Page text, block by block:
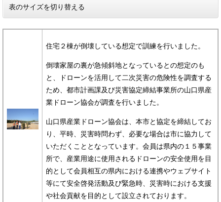
表のサイズを切り替える
住宅２棟が倒壊している想定で訓練を行いました。
倒壊家屋の裏が急傾斜地となっているとの想定のも
と、ドローンを活用して二次災害の危険性を調査する
ため、都市計画課及び災害協定締結事業所の山口県産
業ドローン協会が調査を行いました。
山口県産業ドローン協会は、本市と協定を締結してお
り、平時、災害時問わず、必要な場合は市に協力して
いただくこととなっています。会員は県内の１５事業
所で、産業用途に使用されるドローンの安全使用を目
的として会員相互の県内における連携やウェブサイト
等にて安全啓発活動及び緊急時、災害時における支援
や社会貢献を目的として設立されております。